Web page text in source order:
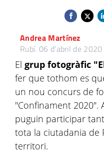
Andrea Martínez
Rubí. 06 d’abril de
El grup fotogràfic
fer que tothom es
un nou concurs de
"Confinament 2020".
puguin participar
tota la ciutadania de
territori.